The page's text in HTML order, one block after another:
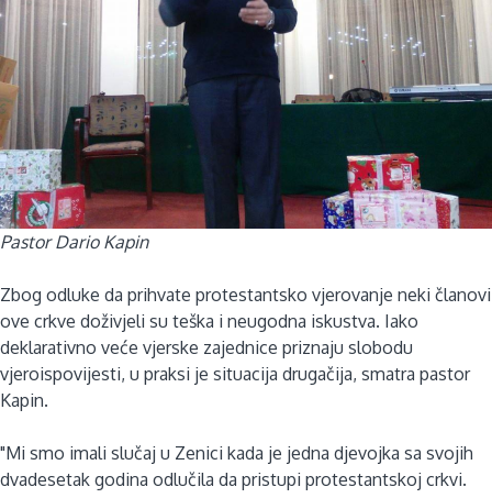
Pastor Dario Kapin
Zbog odluke da prihvate protestantsko vjerovanje neki članovi
ove crkve doživjeli su teška i neugodna iskustva. Iako
deklarativno veće vjerske zajednice priznaju slobodu
vjeroispovijesti, u praksi je situacija drugačija, smatra pastor
Kapin.
"Mi smo imali slučaj u Zenici kada je jedna djevojka sa svojih
dvadesetak godina odlučila da pristupi protestantskoj crkvi.